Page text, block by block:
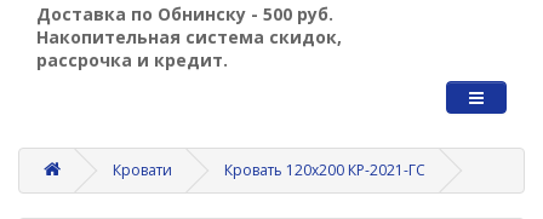
Доставка по Обнинску - 500 руб.
Накопительная система скидок,
рассрочка и кредит.
Кровати Кровать 120х200 КР-2021-ГС